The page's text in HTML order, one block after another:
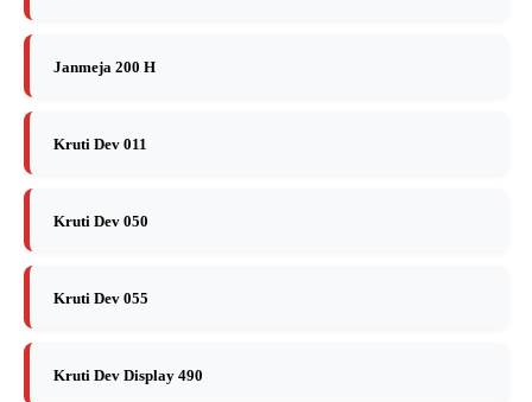
Janmeja 200 H
Kruti Dev 011
Kruti Dev 050
Kruti Dev 055
Kruti Dev Display 490